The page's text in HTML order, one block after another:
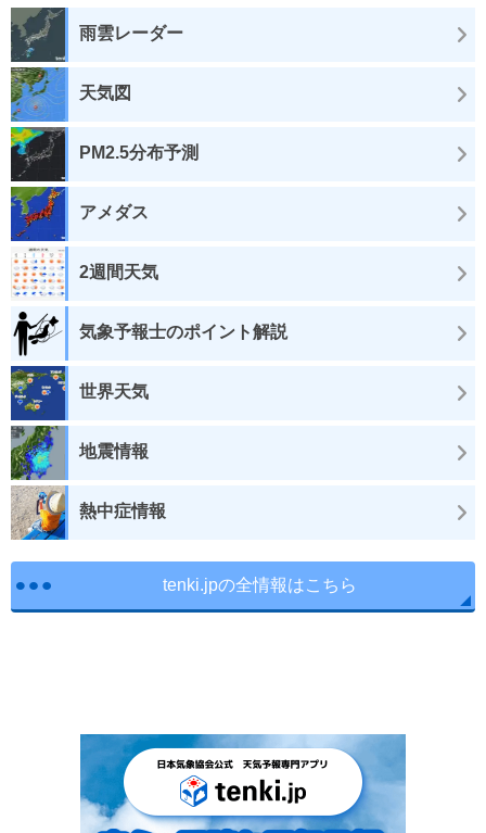
雨雲レーダー
天気図
PM2.5分布予測
アメダス
2週間天気
気象予報士のポイント解説
世界天気
地震情報
熱中症情報
tenki.jpの全情報はこちら